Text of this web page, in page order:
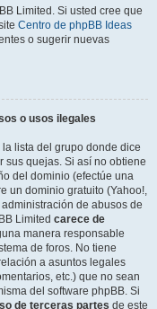
Limited. Si usted cree que
Centro de phpBB Ideas
o sugerir nuevas
o usos ilegales
lista del grupo donde dice
sus quejas. Si así no obtiene
del dominio (efectúe una
un dominio gratuito (Yahoo!,
de abusos de
Limited carece de
manera responsable
de foros. No tiene
a asuntos legales
etc.) que no sean
del software phpBB. Si
de terceras partes de este